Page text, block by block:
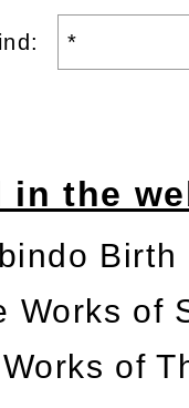
in the
Works of
of